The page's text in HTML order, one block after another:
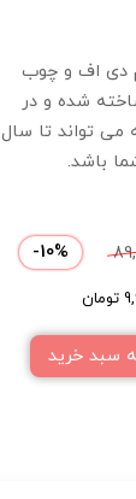
دی اف و چوب
شده و در
می تواند تا سال
باشد.
10%
-
تومان
سبد خرید